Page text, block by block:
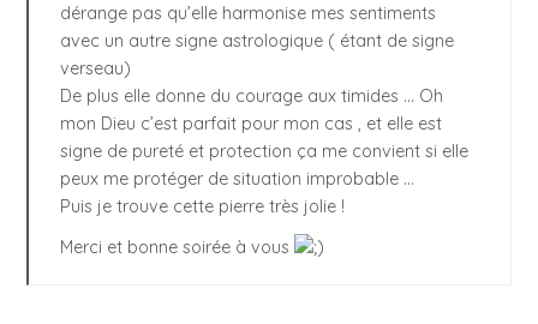
dérange pas qu’elle harmonise mes sentiments
avec un autre signe astrologique ( étant de signe
verseau)
De plus elle donne du courage aux timides … Oh
mon Dieu c’est parfait pour mon cas , et elle est
signe de pureté et protection ça me convient si elle
peux me protéger de situation improbable …
Puis je trouve cette pierre très jolie !
Merci et bonne soirée à vous